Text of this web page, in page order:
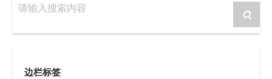
请输入搜索内容
边栏标签